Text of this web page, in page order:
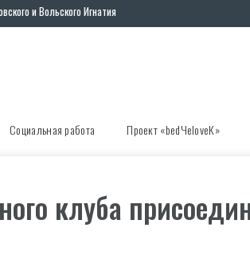
и Вольского Игнатия
Социальная работа Проект «bedЧеloveК»
клуба